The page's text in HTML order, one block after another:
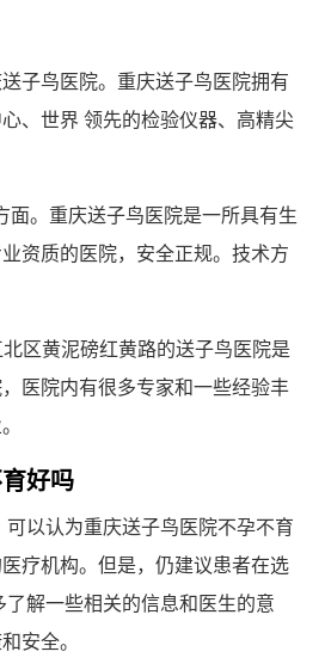
子鸟医院。重庆送子鸟医院拥有
、世界 领先的检验仪器、高精尖
面。重庆送子鸟医院是一所具有生
资质的医院，安全正规。技术方
北区黄泥磅红黄路的送子鸟医院是
医院内有很多专家和一些经验丰
好吗
可以认为重庆送子鸟医院不孕不育
疗机构。但是，仍建议患者在选
解一些相关的信息和医生的意
安全。